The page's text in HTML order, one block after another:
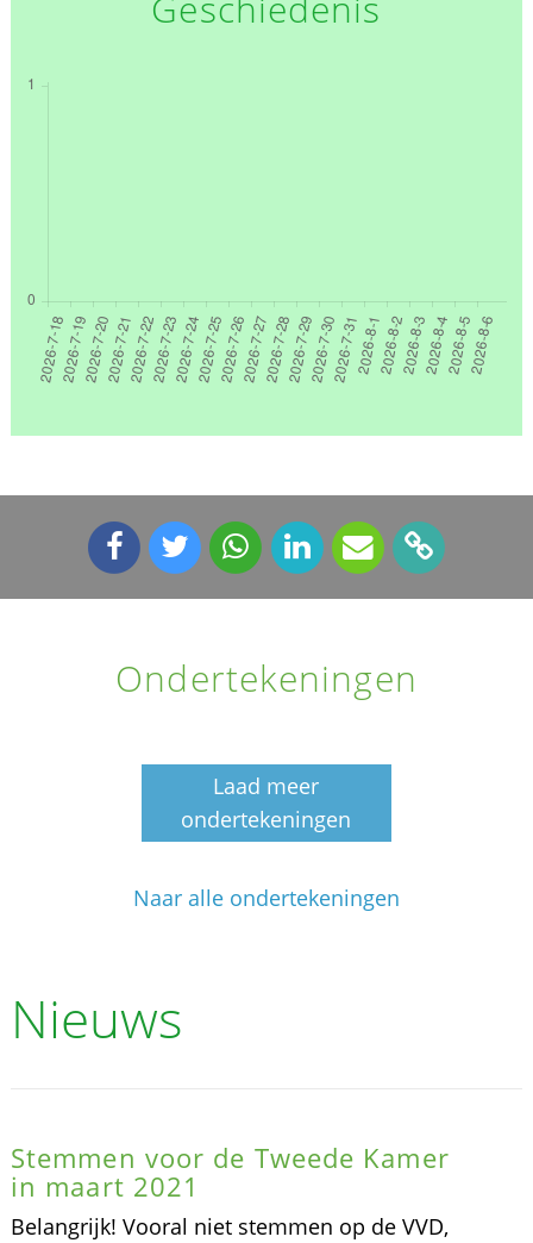
Ondertekeningen
Laad meer
ondertekeningen
Naar alle ondertekeningen
Nieuws
Stemmen voor de Tweede Kamer
in maart 2021
Belangrijk! Vooral niet stemmen op de VVD,